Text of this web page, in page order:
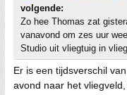
volgende:
Zo hee Thomas zat
vanavond om zes uur
Studio uit vliegtuig in
Er is een tijdsverschil
avond naar het